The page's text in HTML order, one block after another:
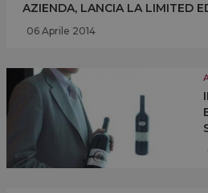
AZIENDA, LANCIA LA LIMITED
VERSIONE VERDE E GIALLA, I
06 Aprile 2014